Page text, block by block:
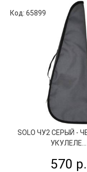
Код: 65899
SOLO ЧУ2 СЕРЫЙ -
УКУЛЕЛЕ...
570 р.